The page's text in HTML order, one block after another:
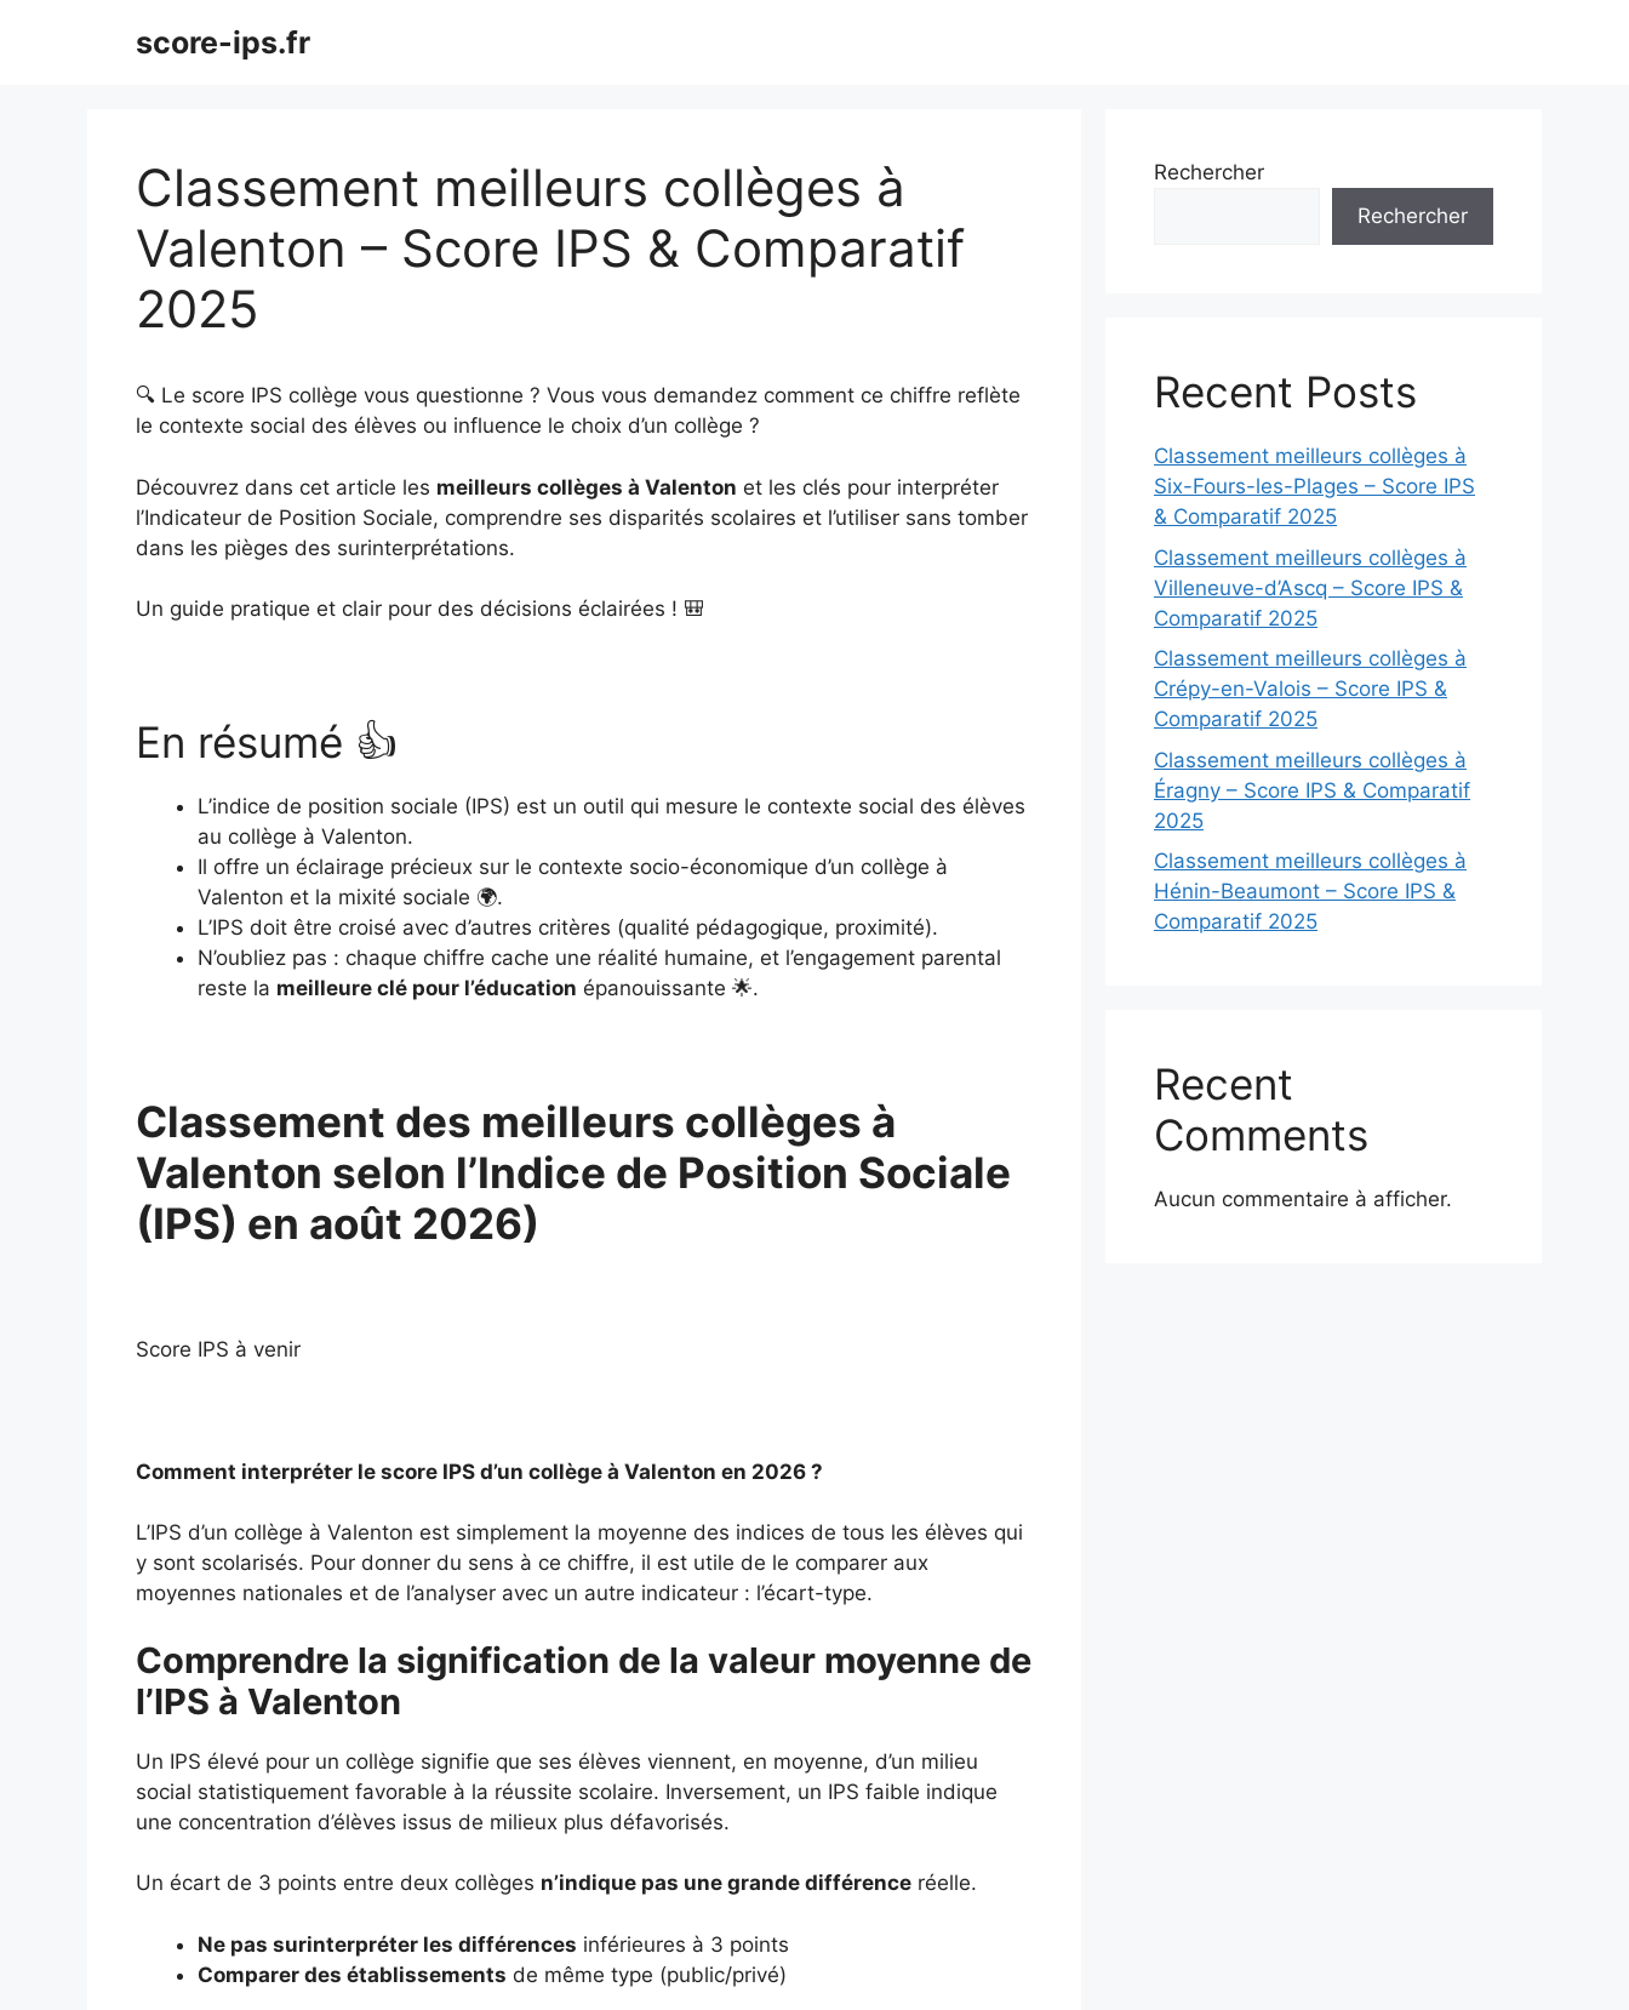
score-ips.fr
Classement meilleurs collèges à
Valenton – Score IPS & Comparatif
2025
🔍 Le score IPS collège vous questionne ? Vous vous demandez comment ce chiffre reflète
le contexte social des élèves ou influence le choix d’un collège ?
Découvrez dans cet article les meilleurs collèges à Valenton et les clés pour interpréter
l’Indicateur de Position Sociale, comprendre ses disparités scolaires et l’utiliser sans tomber
dans les pièges des surinterprétations.
Un guide pratique et clair pour des décisions éclairées ! 🎒
En résumé 👍
L’indice de position sociale (IPS) est un outil qui mesure le contexte social des élèves
au collège à Valenton.
Il offre un éclairage précieux sur le contexte socio-économique d’un collège à
Valenton et la mixité sociale 🌍.
L’IPS doit être croisé avec d’autres critères (qualité pédagogique, proximité).
N’oubliez pas : chaque chiffre cache une réalité humaine, et l’engagement parental
reste la meilleure clé pour l’éducation épanouissante 🌟.
Classement des meilleurs collèges à
Valenton selon l’Indice de Position Sociale
(IPS) en août 2026)
Score IPS à venir
Comment interpréter le score IPS d’un collège à Valenton en 2026 ?
L’IPS d’un collège à Valenton est simplement la moyenne des indices de tous les élèves qui
y sont scolarisés. Pour donner du sens à ce chiffre, il est utile de le comparer aux
moyennes nationales et de l’analyser avec un autre indicateur : l’écart-type.
Comprendre la signification de la valeur moyenne de
l’IPS à Valenton
Un IPS élevé pour un collège signifie que ses élèves viennent, en moyenne, d’un milieu
social statistiquement favorable à la réussite scolaire. Inversement, un IPS faible indique
une concentration d’élèves issus de milieux plus défavorisés.
Un écart de 3 points entre deux collèges n’indique pas une grande différence réelle.
Ne pas surinterpréter les différences inférieures à 3 points
Comparer des établissements de même type (public/privé)
Rechercher
Rechercher
Recent Posts
Classement meilleurs collèges à
Six-Fours-les-Plages – Score IPS
& Comparatif 2025
Classement meilleurs collèges à
Villeneuve-d’Ascq – Score IPS &
Comparatif 2025
Classement meilleurs collèges à
Crépy-en-Valois – Score IPS &
Comparatif 2025
Classement meilleurs collèges à
Éragny – Score IPS & Comparatif
2025
Classement meilleurs collèges à
Hénin-Beaumont – Score IPS &
Comparatif 2025
Recent
Comments
Aucun commentaire à afficher.